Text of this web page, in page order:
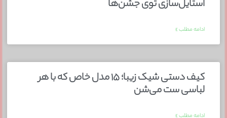
استایل‌سازی توی جشن‌ها
ادامه مطلب »
کیف دستی شیک زیبا؛ ۱۵ مدل خاص که با هر
لباسی ست می‌شن
ادامه مطلب »